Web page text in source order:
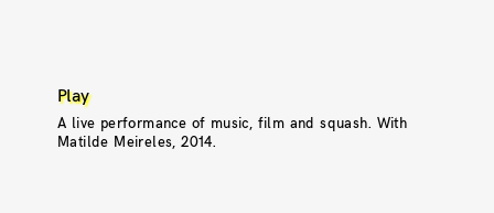
Play
A live performance of music, film and squash. With
Matilde Meireles, 2014.